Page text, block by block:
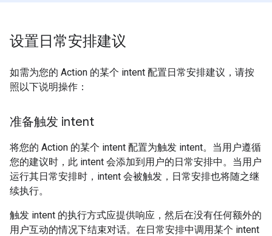
设置日常安排建议
如需为您的 Action 的某个 intent 配置日常安排建议，请按
照以下说明操作：
准备触发 intent
将您的 Action 的某个 intent 配置为触发 intent。当用户遵循
您的建议时，此 intent 会添加到用户的日常安排中。当用户
运行其日常安排时，intent 会被触发，日常安排也将随之继
续执行。
触发 intent 的执行方式应提供响应，然后在没有任何额外的
用户互动的情况下结束对话。在日常安排中调用某个 intent